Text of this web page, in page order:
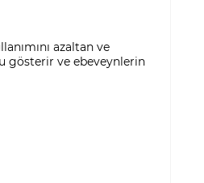
azaltan ve
gösterir ve ebeveynlerin